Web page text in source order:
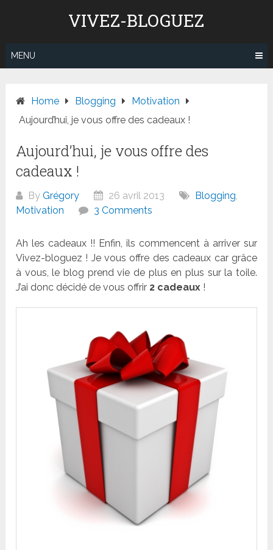
VIVEZ-BLOGUEZ
MENU
Home Blogging
Motivation
Aujourd’hui, je vous offre des cadeaux !
Aujourd’hui, je vous offre des
cadeaux !
ByGrégory 26 avril 2013 Blogging,
Motivation
3 Comments
Ah les cadeaux !! Enfin, ils commencent à arriver sur
Vivez-bloguez ! Je vous offre des cadeaux car grâce
à vous, le blog prend vie de plus en plus sur la toile.
J’ai donc décidé de vous offrir 2 cadeaux !